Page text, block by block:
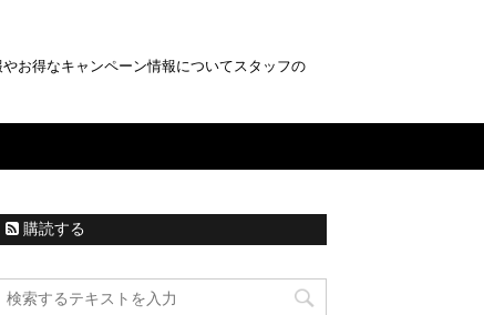
お得なキャンペーン情報についてスタッフの
購読する